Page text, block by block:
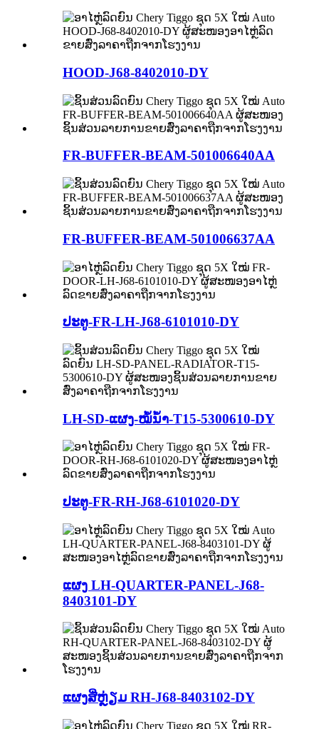
HOOD-J68-8402010-DY
FR-BUFFER-BEAM-501006640AA
FR-BUFFER-BEAM-501006637AA
ປະຕູ-FR-LH-J68-6101010-DY
LH-SD-ແຜງ-ໝໍ້ນ້ຳ-T15-5300610-DY
ປະຕູ-FR-RH-J68-6101020-DY
ແຜງ LH-QUARTER-PANEL-J68-
8403101-DY
ແຜງສີ່ຫຼ່ຽມ RH-J68-8403102-DY